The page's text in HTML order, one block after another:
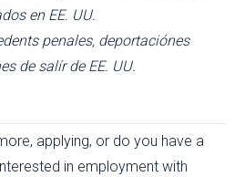
en EE. UU.
penales, deportaciónes
de salír de EE. UU.
applying, or do you have a
in employment with